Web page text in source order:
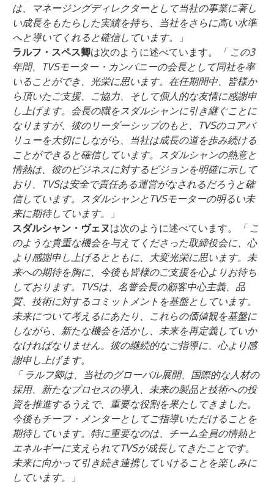
は、マネージングディレクターとして当社の事業に著し
い成長をもたらした実績を持ち、当社をさらに高い水準
へと導いてくれると確信しています。
」
ラルフ・スペス卿は次のように述べています。 「 この3
年間、TVSモーター・カンパニーの会長として同社を率
いることができ、光栄に思います。在任期間中、皆様か
ら頂いたご支援、ご協力、そして個人的な友情に感謝申
し上げます。会長の職をスダルシャンに引き継ぐことに
なりますが、彼のリーダーシップのもと、TVSのコアバ
リューを大切にしながら、当社は成長の道を歩み続ける
ことができると確信しています。スダルシャンの熱意と
情熱は、彼のビジネスに対するビジョンを明確に示して
おり、TVSは安全で責任ある運営がなされるだろうと確
信しています。スダルシャンとTVSモーターの明るい未
来に期待しています。
」
スダルシャン・ヴェヌは次のように述べています。 「 こ
のような貴重な機会を与えてくださった取締役会に、心
より感謝申し上げるとともに、大変光栄に思います。未
来への期待を胸に、今後も皆様のご支援を心よりお待ち
しております。TVSは、名誉会長の顧客中心主義、品
質、技術に対するコミットメントを基盤としています。
未来について考えるにあたり、これらの価値観を基盤に
しながら、新たな機会を活かし、未来を再定義していか
なければなりません。彼の継続的なご指導に、心より感
謝申し上げます。
「 ラルフ卿は、当社のグローバル展開、国際的な人材の
採用、新たなプロセスの導入、未来の製品と技術への投
資を推進するうえで、重要な役割を果たしてきました。
今後もチーフ・メンターとしてご指導いただけることを
期待しています。特に重要なのは、チーム全員の情熱と
エネルギーに支えられてTVSが成長してきたことです。
未来に向かって引き続き連携していけることを楽しみに
しています。
」